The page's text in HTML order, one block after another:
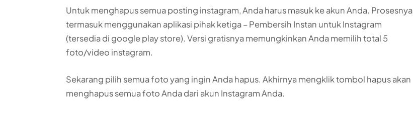
Untuk menghapus semua posting instagram, Anda harus masuk ke akun Anda. Prosesnya
termasuk menggunakan aplikasi pihak ketiga – Pembersih Instan untuk Instagram
(tersedia di google play store). Versi gratisnya memungkinkan Anda memilih total 5
foto/video instagram.
Sekarang pilih semua foto yang ingin Anda hapus. Akhirnya mengklik tombol hapus akan
menghapus semua foto Anda dari akun Instagram Anda.